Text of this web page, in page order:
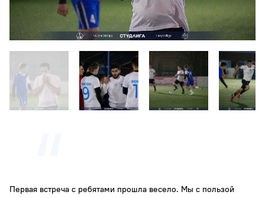
Первая встреча с ребятами прошла весело. Мы с пользой